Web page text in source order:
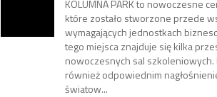
KOLUMNA PARK to nowoczesne
które zostało stworzone przede
wymagających jednostkach
tego miejsca znajduje się kilka
nowoczesnych sal
również odpowiednim
światow...